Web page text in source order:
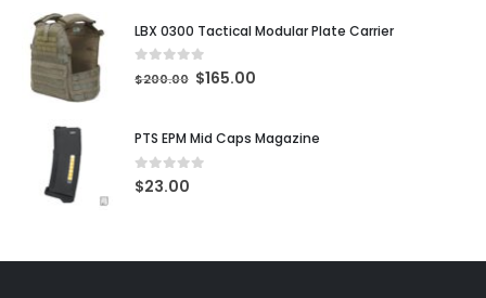
LBX 0300 Tactical Modular Plate Carrier
out of 5
$200.00 $165.00
PTS EPM Mid Caps Magazine
0 out of 5
$23.00